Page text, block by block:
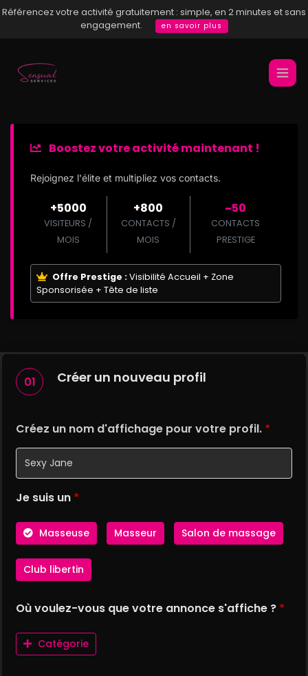
Référencez votre activité gratuitement : simple, en 2 minutes et sans
engagement.
en savoir plus
Boostez votre activité maintenant !
Rejoignez l'élite et multipliez vos contacts.
+5000
VISITEURS /
MOIS
+800
CONTACTS /
MOIS
~50
CONTACTS
PRESTIGE
Offre Prestige :Visibilité Accueil + Zone
Sponsorisée + Tête de liste
01 Créer un nouveau profil
Créez un nom d'affichage pour votre profil. *
Je suis un *
Masseuse Masseur Salon de massage
Club libertin
Où voulez-vous que votre annonce s'affiche ? *
Catégorie